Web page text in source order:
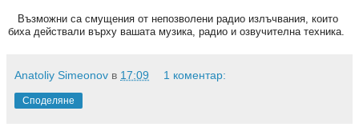
Възможни са смущения от непозволени радио излъчвания, които
биха действали върху вашата музика, радио и озвучителна техника.
Anatoliy Simeonov в 17:09 1 коментар:
Споделяне